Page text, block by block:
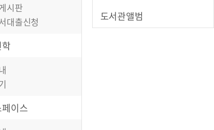
시판
대출신청
이스
도서관앨범